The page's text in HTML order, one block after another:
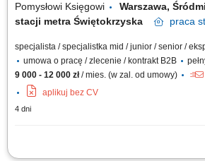
Pomysłowi Księgowi
Warszawa,
stacji metra Świętokrzyska
praca
specjalista / specjalistka mid / junior / senior /
umowa o pracę / zlecenie / kontrakt B2B
9 000 - 12 000 zł/ mies. (w zal. od umowy)
aplikuj bez CV
4 dni
obsługa bieżąca telefoniczna i emailowa